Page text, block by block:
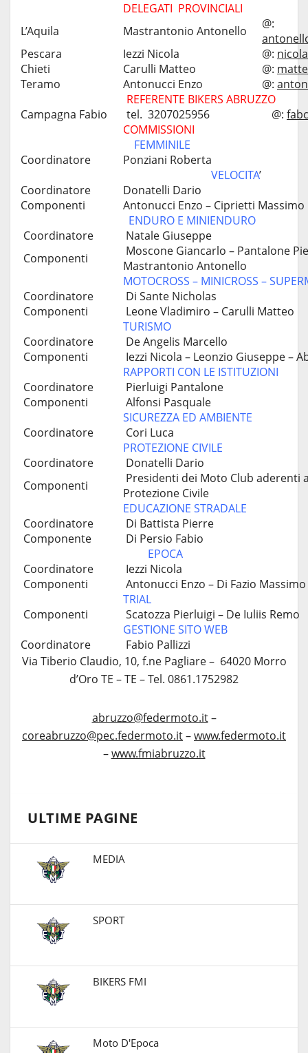
DELEGATI PROVINCIALI
L’Aquila
Mastrantonio Antonello
@:
Pescara
Iezzi Nicola @:
Chieti
Carulli Matteo @:
Teramo
Antonucci Enzo @:
REFERENTE BIKERS ABRUZZO
Campagna Fabio
tel. 3207025956 @:
COMMISSIONI
FEMMINILE
Coordinatore
Ponziani Roberta
VELOCITA’
Coordinatore
Donatelli Dario
Componenti
Antonucci Enzo – Ciprietti Massimo
ENDURO E MINIENDURO
Coordinatore
Natale Giuseppe
Componenti
Moscone Giancarlo – Pantalone
Mastrantonio Antonello
MOTOCROSS – MINICROSS –
Coordinatore
Di Sante Nicholas
Componenti
Leone Vladimiro – Carulli Matteo
TURISMO
Coordinatore
De Angelis Marcello
Componenti
Iezzi Nicola – Leonzio Giuseppe –
RAPPORTI CON LE ISTITUZIONI
Coordinatore
Pierluigi Pantalone
Componenti
Alfonsi Pasquale
SICUREZZA ED AMBIENTE
Coordinatore
Cori Luca
PROTEZIONE CIVILE
Coordinatore
Donatelli Dario
Componenti
Presidenti dei Moto Club aderenti
Protezione Civile
EDUCAZIONE STRADALE
Coordinatore
Di Battista Pierre
Componente
Di Persio Fabio
EPOCA
Coordinatore
Iezzi Nicola
Componenti
Antonucci Enzo – Di Fazio
TRIAL
Componenti
Scatozza Pierluigi – De Iuliis Remo
GESTIONE SITO WEB
Coordinatore
Fabio Pallizzi
Via Tiberio Claudio, 10, f.ne Pagliare – 64020 Morro
d’Oro TE – TE – Tel. 0861.1752982
abruzzo@federmoto.it–
coreabruzzo@pec.federmoto.it–www.federmoto.it
–www.fmiabruzzo.it
ULTIME PAGINE
MEDIA
SPORT
BIKERS FMI
Moto D'Epoca